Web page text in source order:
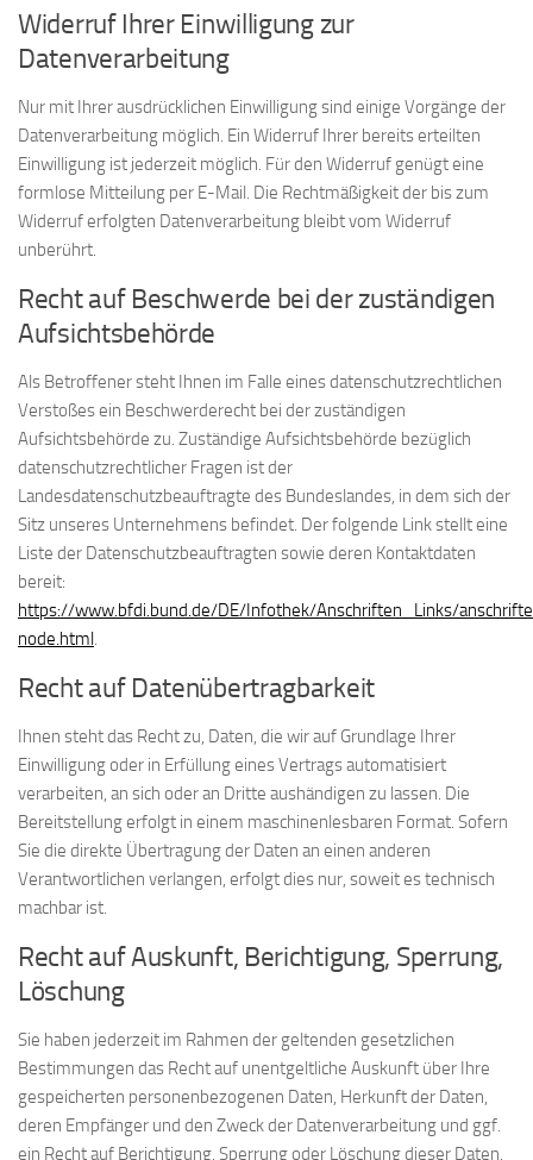
Widerruf Ihrer Einwilligung zur
Datenverarbeitung
Nur mit Ihrer ausdrücklichen Einwilligung sind einige Vorgänge der
Datenverarbeitung möglich. Ein Widerruf Ihrer bereits erteilten
Einwilligung ist jederzeit möglich. Für den Widerruf genügt eine
formlose Mitteilung per E-Mail. Die Rechtmäßigkeit der bis zum
Widerruf erfolgten Datenverarbeitung bleibt vom Widerruf
unberührt.
Recht auf Beschwerde bei der zuständigen
Aufsichtsbehörde
Als Betroffener steht Ihnen im Falle eines datenschutzrechtlichen
Verstoßes ein Beschwerderecht bei der zuständigen
Aufsichtsbehörde zu. Zuständige Aufsichtsbehörde bezüglich
datenschutzrechtlicher Fragen ist der
Landesdatenschutzbeauftragte des Bundeslandes, in dem sich der
Sitz unseres Unternehmens befindet. Der folgende Link stellt eine
Liste der Datenschutzbeauftragten sowie deren Kontaktdaten
bereit:
https://www.bfdi.bund.de/DE/Infothek/Anschriften_Links/
node.html.
Recht auf Datenübertragbarkeit
Ihnen steht das Recht zu, Daten, die wir auf Grundlage Ihrer
Einwilligung oder in Erfüllung eines Vertrags automatisiert
verarbeiten, an sich oder an Dritte aushändigen zu lassen. Die
Bereitstellung erfolgt in einem maschinenlesbaren Format. Sofern
Sie die direkte Übertragung der Daten an einen anderen
Verantwortlichen verlangen, erfolgt dies nur, soweit es technisch
machbar ist.
Recht auf Auskunft, Berichtigung, Sperrung,
Löschung
Sie haben jederzeit im Rahmen der geltenden gesetzlichen
Bestimmungen das Recht auf unentgeltliche Auskunft über Ihre
gespeicherten personenbezogenen Daten, Herkunft der Daten,
deren Empfänger und den Zweck der Datenverarbeitung und ggf.
ein Recht auf Berichtigung, Sperrung oder Löschung dieser Daten.